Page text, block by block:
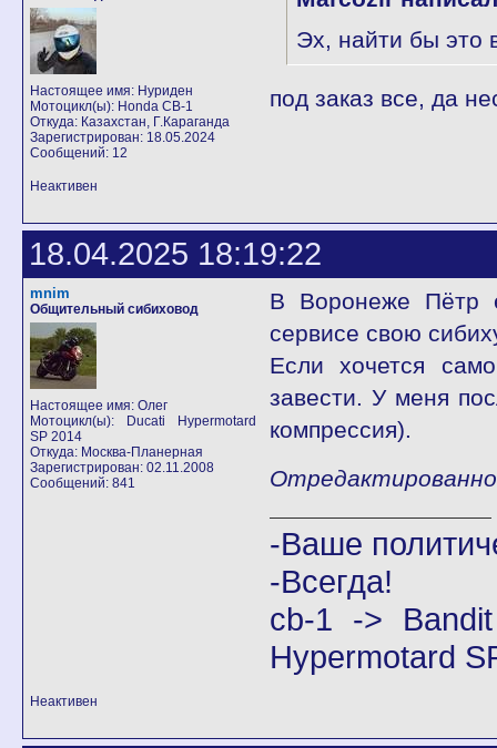
Настоящее имя: Нуриден
Мотоцикл(ы): Honda CB-1
Откуда: Казахстан, Г.Караганда
Зарегистрирован: 18.05.2024
Сообщений: 12
Эх, найти бы это
под заказ все, да
Неактивен
18.04.2025 18:19:22
mnim
Общительный сибиховод
Настоящее имя: Олег
Мотоцикл(ы): Ducati Hypermotard
SP 2014
Откуда: Москва-Планерная
Зарегистрирован: 02.11.2008
Сообщений: 841
В Воронеже Пётр
сервисе свою
Если хочется
завести. У меня
компрессия).
-Ваше
-Всегда!
cb-1 ->
Hypermotard
Неактивен